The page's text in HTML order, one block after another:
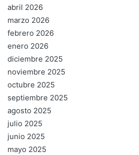
abril 2026
marzo 2026
febrero 2026
enero 2026
diciembre 2025
noviembre 2025
octubre 2025
septiembre 2025
agosto 2025
julio 2025
junio 2025
mayo 2025